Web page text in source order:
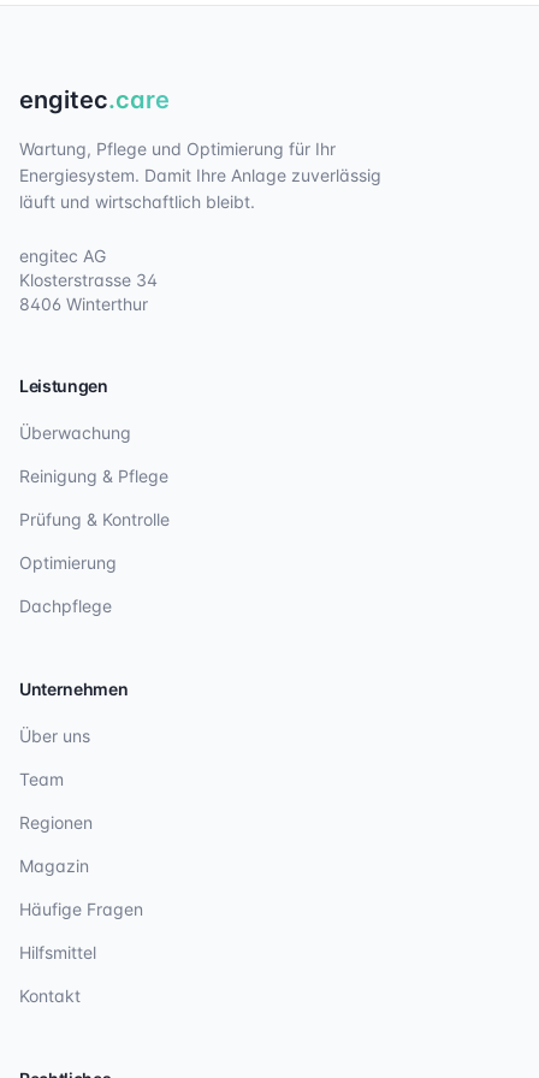
engitec.care
Wartung, Pflege und Optimierung für Ihr
Energiesystem. Damit Ihre Anlage zuverlässig
läuft und wirtschaftlich bleibt.
engitec AG
Klosterstrasse 34
8406 Winterthur
Leistungen
Überwachung
Reinigung & Pflege
Prüfung & Kontrolle
Optimierung
Dachpflege
Unternehmen
Über uns
Team
Regionen
Magazin
Häufige Fragen
Hilfsmittel
Kontakt